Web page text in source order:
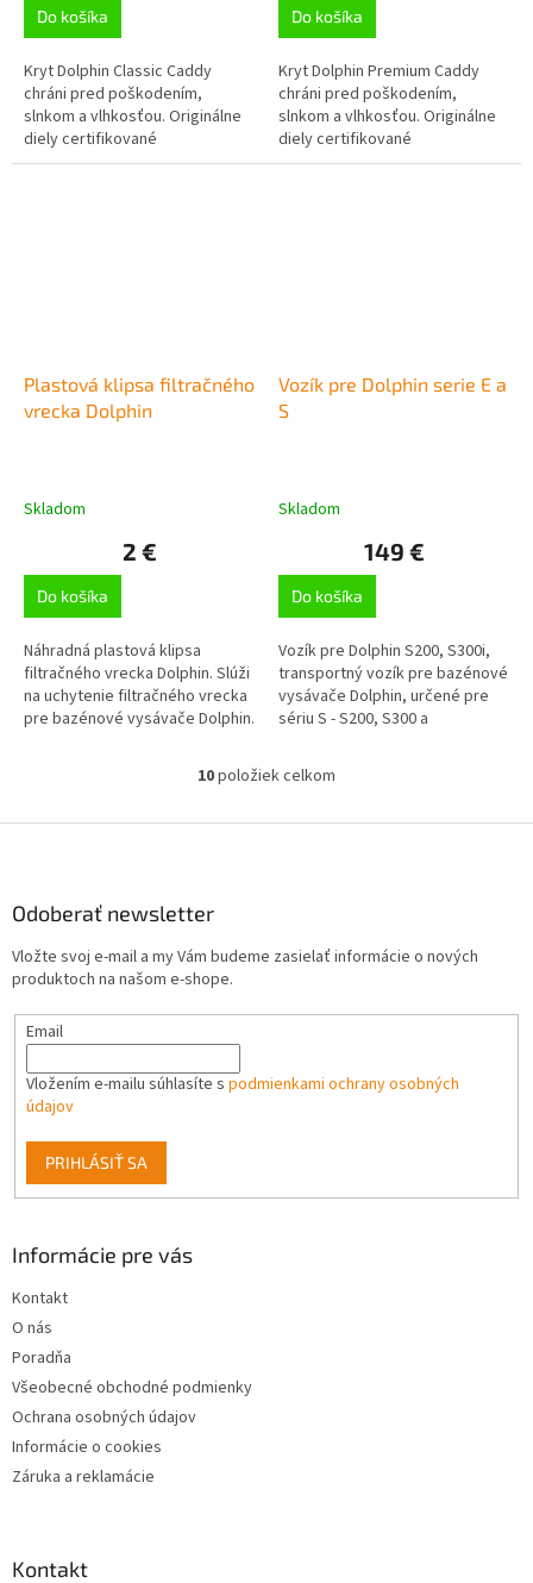
Do košíka
Kryt Dolphin Classic Caddy
chráni pred poškodením,
slnkom a vlhkosťou. Originálne
diely certifikované
spoločnosťou Maytronics;
Do košíka
Kryt Dolphin Premium Caddy
chráni pred poškodením,
slnkom a vlhkosťou. Originálne
diely certifikované
spoločnosťou Maytronics;
Plastová klipsa filtračného
vrecka Dolphin
Skladom
2 €
Do košíka
Náhradná plastová klipsa
filtračného vrecka Dolphin. Slúži
na uchytenie filtračného vrecka
pre bazénové vysávače Dolphin.
Vozík pre Dolphin serie E a
S
Skladom
149 €
Do košíka
Vozík pre Dolphin S200, S300i,
transportný vozík pre bazénové
vysávače Dolphin, určené pre
sériu S - S200, S300 a
a E20
O
l
e
r
y
s
10položiek celkom
Odoberať newsletter
Vložte svoj e-mail a my Vám budeme zasielať informácie o nových
produktoch na našom e-shope.
Email
Vložením e-mailu súhlasíte s podmienkami ochrany osobných
údajov
PRIHLÁSIŤ SA
Informácie pre vás
Kontakt
O nás
Poradňa
Všeobecné obchodné podmienky
Ochrana osobných údajov
Informácie o cookies
Záruka a reklamácie
Kontakt